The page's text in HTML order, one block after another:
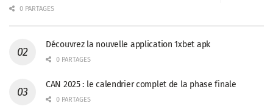
0 PARTAGES
Découvrez la nouvelle application 1xbet apk
0 PARTAGES
CAN 2025 : le calendrier complet de la phase finale
0 PARTAGES